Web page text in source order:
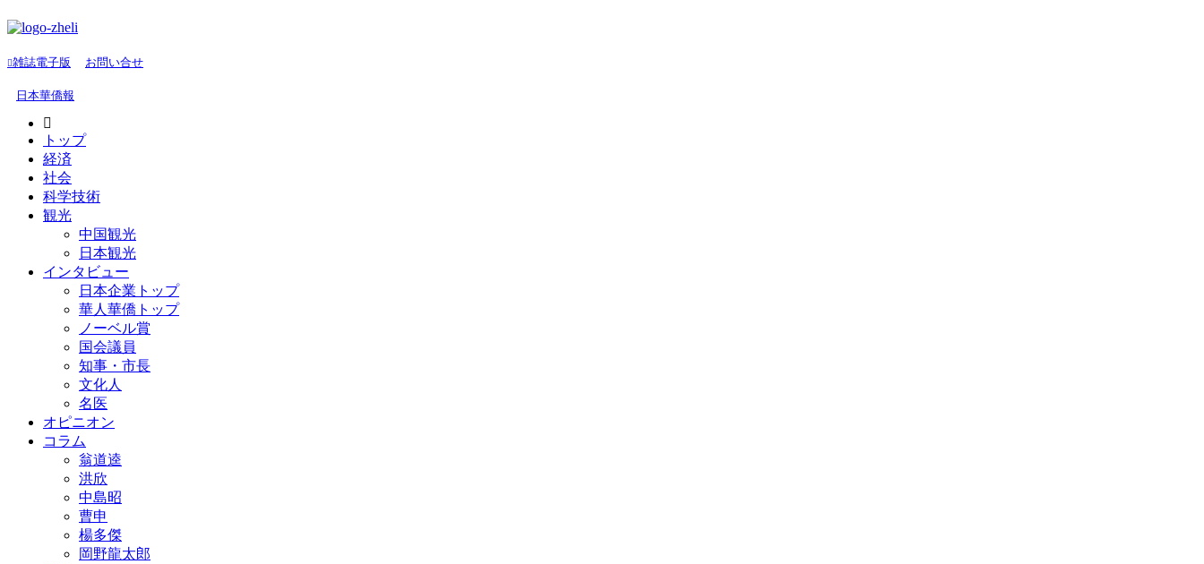
雑誌電子版 お問い合せ
日本華僑報
トップ
経済
社会
科学技術
観光
中国観光
日本観光
インタビュー
日本企業トップ
華人華僑トップ
ノーベル賞
国会議員
知事・市長
文化人
名医
オピニオン
コラム
翁道逵
洪欣
中島昭
曹申
楊多傑
岡野龍太郎